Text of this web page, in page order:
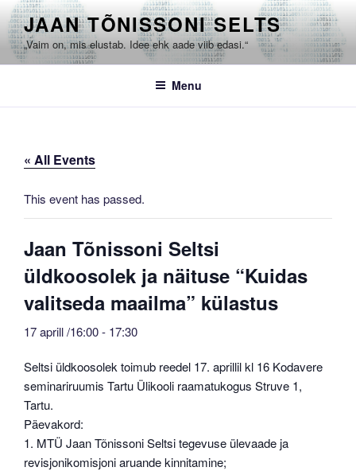
Skip
to
content
JAAN TÕNISSONI SELTS
„Vaim on, mis elustab. Idee ehk aade viib edasi.“
Menu
« All Events
This event has passed.
Jaan Tõnissoni Seltsi
üldkoosolek ja näituse “Kuidas
valitseda maailma” külastus
17 aprill /16:00- 17:30
Seltsi üldkoosolek toimub reedel 17. aprillil kl 16 Kodavere
seminariruumis Tartu Ülikooli raamatukogus Struve 1,
Tartu.
Päevakord:
1. MTÜ Jaan Tõnissoni Seltsi tegevuse ülevaade ja
revisjonikomisjoni aruande kinnitamine;